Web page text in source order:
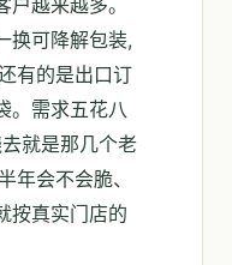
换可降解包装,
有的是出口订
。需求五花八
就是那几个老
年会不会脆、
按真实门店的